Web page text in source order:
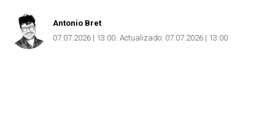
Antonio Bret
07.07.2026 | 13:00 Actualizado: 07.07.2026 | 13:00